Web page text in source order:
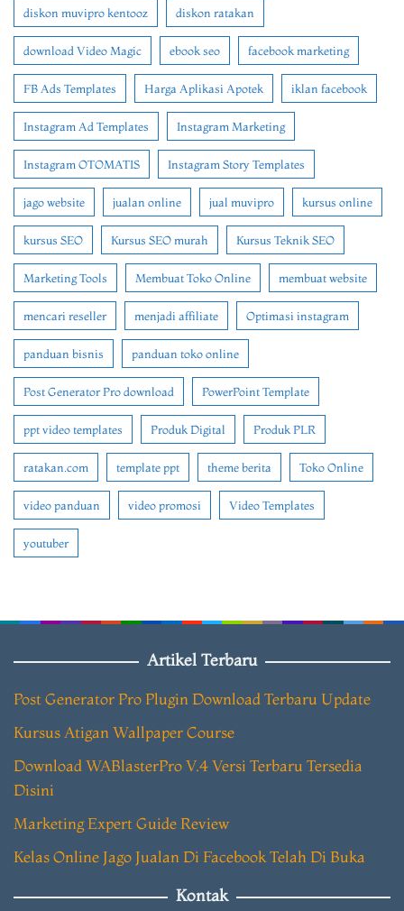
diskon muvipro kentooz diskon ratakan
download Video Magic ebook seo facebook marketing
FB Ads Templates Harga Aplikasi Apotek iklan facebook
Instagram Ad Templates Instagram Marketing
Instagram OTOMATIS Instagram Story Templates
jago website jualan online jual muvipro kursus online
kursus SEO Kursus SEO murah Kursus Teknik SEO
Marketing Tools Membuat Toko Online membuat website
mencari reseller menjadi affiliate Optimasi instagram
panduan bisnis panduan toko online
Post Generator Pro download PowerPoint Template
ppt video templates Produk Digital Produk PLR
ratakan.com template ppt theme berita Toko Online
video panduan video promosi Video Templates
youtuber
Artikel Terbaru
Post Generator Pro Plugin Download Terbaru Update
Kursus Atigan Wallpaper Course
Download WABlasterPro V.4 Versi Terbaru Tersedia
Disini
Marketing Expert Guide Review
Kelas Online Jago Jualan Di Facebook Telah Di Buka
Kontak